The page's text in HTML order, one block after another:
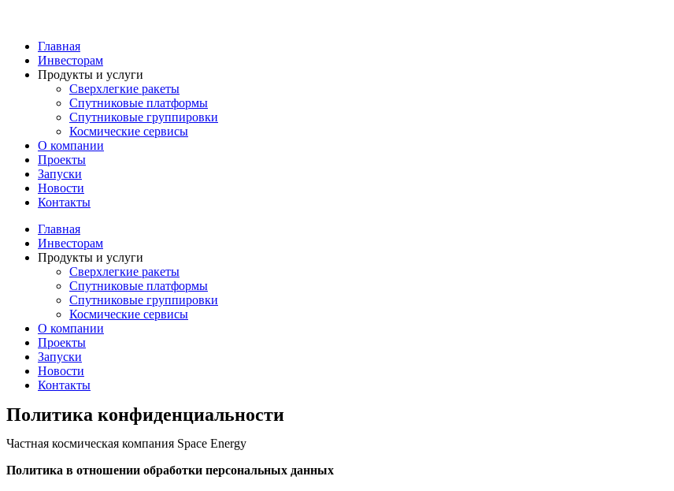
содержимому
Главная
Инвесторам
Продукты и услуги
Сверхлегкие ракеты
Спутниковые платформы
Спутниковые группировки
Космические сервисы
О компании
Проекты
Запуски
Новости
Контакты
Главная
Инвесторам
Продукты и услуги
Сверхлегкие ракеты
Спутниковые платформы
Спутниковые группировки
Космические сервисы
О компании
Проекты
Запуски
Новости
Контакты
Политика конфиденциальности
Частная космическая компания Space Energy
Политика в отношении обработки персональных данных